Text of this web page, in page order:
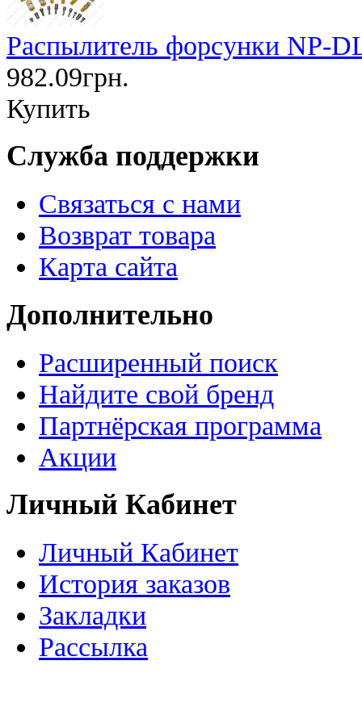
Распылитель форсунки NP-
982.09грн.
Купить
Служба поддержки
Связаться с нами
Возврат товара
Карта сайта
Дополнительно
Расширенный поиск
Найдите свой бренд
Партнёрская программа
Акции
Личный Кабинет
Личный Кабинет
История заказов
Закладки
Рассылка